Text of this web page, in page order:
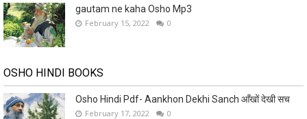
gautam ne kaha Osho Mp3
February 15, 2022 0
OSHO HINDI BOOKS
Osho Hindi Pdf- Aankhon Dekhi Sanch आँखों देखी सच
February 17, 2022 0